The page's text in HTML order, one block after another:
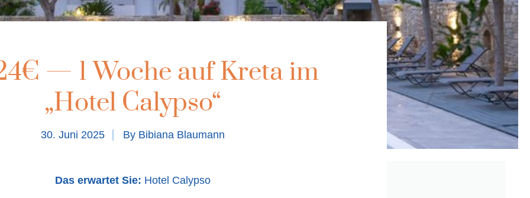
— 1 Woche auf Kreta im
„Hotel Calypso“
30. Juni 2025 By Bibiana Blaumann
Das erwartet Sie: Hotel Calypso